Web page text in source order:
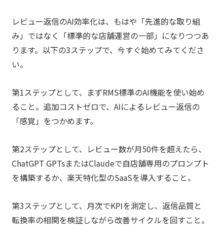
レビュー返信のAI効率化は、もはや「先進的な取り組
み」ではなく「標準的な店舗運営の一部」になりつつあ
ります。以下の3ステップで、今すぐ始めてみてくださ
い。
第1ステップとして、まずRMS標準のAI機能を使い始め
ること。追加コストゼロで、AIによるレビュー返信の
「感覚」をつかめます。
第2ステップとして、レビュー数が月50件を超えたら、
ChatGPT GPTsまたはClaudeで自店舗専用のプロンプト
を構築するか、楽天特化型のSaaSを導入すること。
第3ステップとして、月次でKPIを測定し、返信品質と
転換率の相関を検証しながら改善サイクルを回すこと。